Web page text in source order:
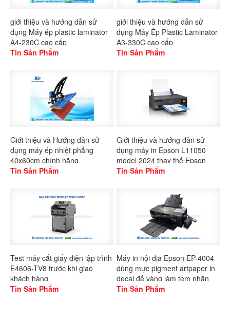
giới thiệu và hướng dẫn sử
dụng Máy ép plastic laminator
A4-230C cao cấp
Tin Sản Phẩm
giới thiệu và hướng dẫn sử
dụng Máy Ép Plastic Laminator
A3-330C cao cấp
Tin Sản Phẩm
Giới thiệu và Hướng dẫn sử
dụng máy ép nhiệt phẳng
40x60cm chính hãng
Gaoshang
Tin Sản Phẩm
Giới thiệu và hướng dẫn sử
dụng máy in Epson L11050
model 2024 thay thế Epson
L1300
Tin Sản Phẩm
Test máy cắt giấy điện lập trình
E4606-TV8 trước khi giao
khách hàng
Tin Sản Phẩm
Máy in nội địa Epson EP-4004
dùng mực pigment artpaper in
decal đế vàng làm tem nhãn
Tin Sản Phẩm